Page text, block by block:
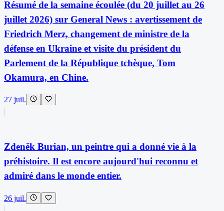
Résumé de la semaine écoulée (du 20 juillet au 26
juillet 2026) sur General News : avertissement de
Friedrich Merz, changement de ministre de la
défense en Ukraine et visite du président du
Parlement de la République tchèque, Tom
Okamura, en Chine.
27 juil.
Zdeněk Burian, un peintre qui a donné vie à la
préhistoire. Il est encore aujourd'hui reconnu et
admiré dans le monde entier.
26 juil.